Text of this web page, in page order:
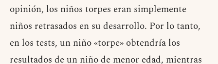
opinión, los niños torpes eran simplemente
niños retrasados en su desarrollo. Por lo tanto,
en los tests, un niño «torpe» obtendría los
resultados de un niño de menor edad, mientras